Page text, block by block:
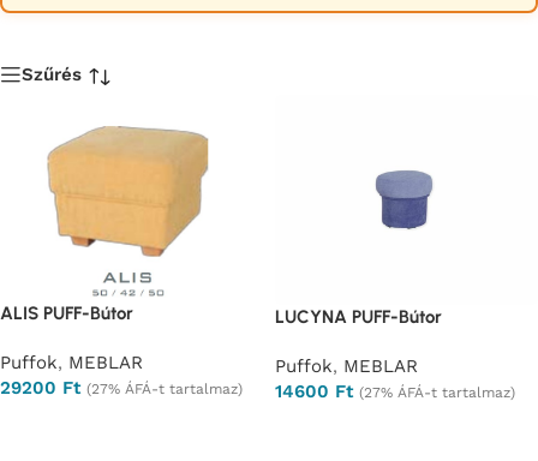
Szűrés
ALIS PUFF-Bútor
Puffok, MEBLAR
29200 Ft (27% ÁFÁ-t tartalmaz)
LUCYNA PUFF-Bútor
Puffok, MEBLAR
14600 Ft (27% ÁFÁ-t tartalmaz)